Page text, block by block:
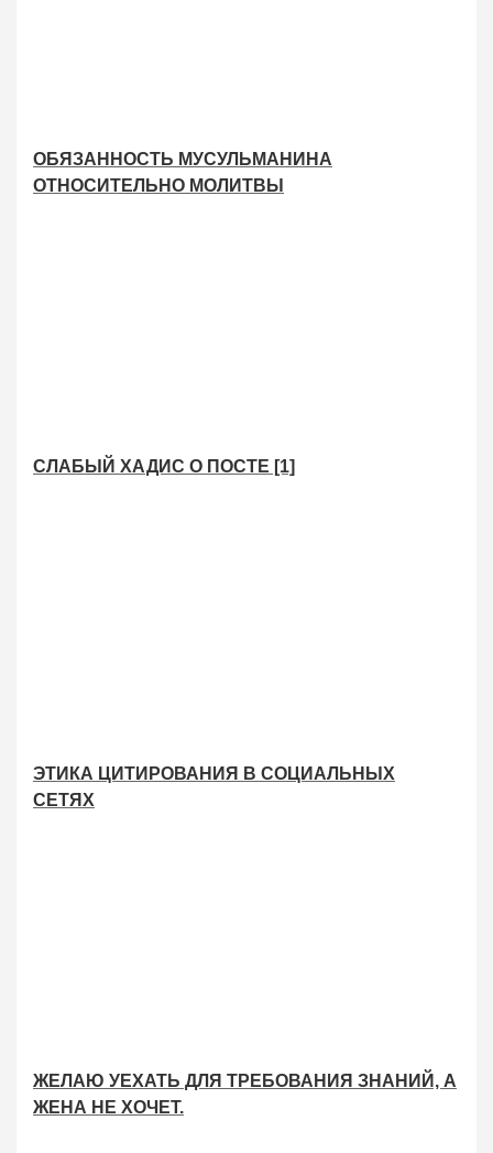
ОБЯЗАННОСТЬ МУСУЛЬМАНИНА
ОТНОСИТЕЛЬНО МОЛИТВЫ
СЛАБЫЙ ХАДИС О ПОСТЕ [1]
ЭТИКА ЦИТИРОВАНИЯ В СОЦИАЛЬНЫХ
СЕТЯХ
ЖЕЛАЮ УЕХАТЬ ДЛЯ ТРЕБОВАНИЯ ЗНАНИЙ, А
ЖЕНА НЕ ХОЧЕТ.